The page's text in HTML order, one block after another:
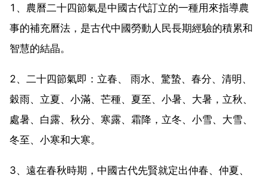
1、農曆二十四節氣是中國古代訂立的一種用來指導農
事的補充曆法，是古代中國勞動人民長期經驗的積累和
智慧的結晶。
2、二十四節氣即：立春、 雨水、驚蟄、春分、清明、
穀雨、立夏、小滿、芒種、夏至、小暑、大暑，立秋、
處暑、白露、秋分、寒露、霜降，立冬、小雪、大雪、
冬至、小寒和大寒。
3、遠在春秋時期，中國古代先賢就定出仲春、仲夏、